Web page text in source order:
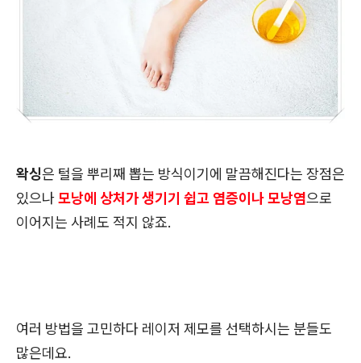
왁싱은 털을 뿌리째 뽑는 방식이기에 말끔해진다는 장점은
있으나모낭에 상처가 생기기 쉽고 염증이나 모낭염으로
이어지는 사례도 적지 않죠.
여러 방법을 고민하다 레이저 제모를 선택하시는 분들도
많은데요.